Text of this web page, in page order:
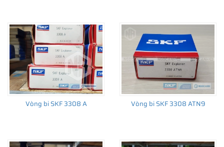
Vòng bi SKF 3308 A Vòng bi SKF 3308 ATN9